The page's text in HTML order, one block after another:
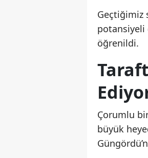
Geçtiğimiz
potansiyeli
öğrenildi.
Çorumlu
büyük